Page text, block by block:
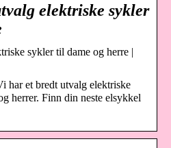
elektriske sykler
sykler til dame og herre |
har et bredt utvalg elektriske
herrer. Finn din neste elsykkel